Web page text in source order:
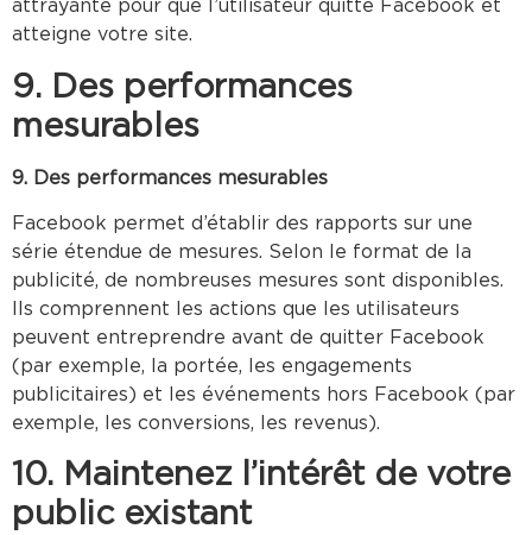
attrayante pour que l’utilisateur quitte Facebook et
atteigne votre site.
9. Des performances
mesurables
9. Des performances mesurables
Facebook permet d’établir des rapports sur une
série étendue de mesures. Selon le format de la
publicité, de nombreuses mesures sont disponibles.
Ils comprennent les actions que les utilisateurs
peuvent entreprendre avant de quitter Facebook
(par exemple, la portée, les engagements
publicitaires) et les événements hors Facebook (par
exemple, les conversions, les revenus).
10. Maintenez l’intérêt de votre
public existant